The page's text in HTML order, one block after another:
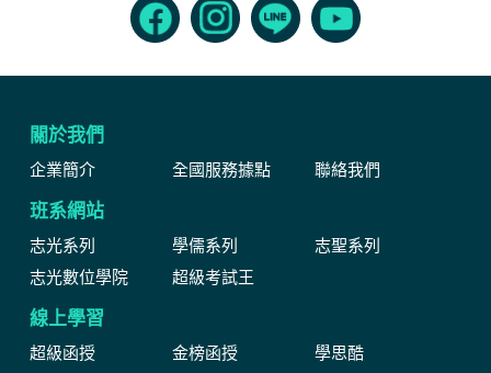
關於我們
企業簡介 全國服務據點 聯絡我們
班系網站
志光系列 學儒系列
志聖系列
志光數位學院
超級考試王
線上學習
超級函授 金榜函授 學思酷